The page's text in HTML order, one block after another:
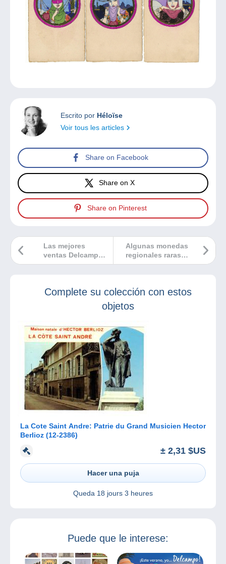
Escrito por Héloïse
Voir tous les articles
Share on Facebook
Share on X
Share on Pinterest
Algunas monedas
regionales raras
de Italia
Las mejores
ventas Delcampe
marzo 2025
Complete su colección con estos
objetos
La Cote Saint Andre: Patrie du Grand Musicien Hector
Berlioz (12-2386)
± 2,31 $US
Hacer una puja
Queda 18 jours 3 heures
Puede que le interese: